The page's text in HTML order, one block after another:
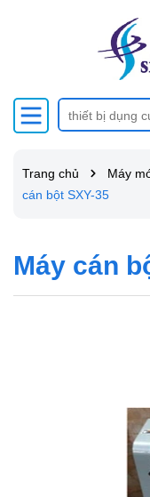
Trang chủ Máy
cán bột SXY-35
Máy cán